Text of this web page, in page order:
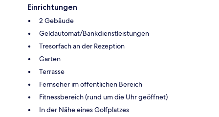
Einrichtungen
2 Gebäude
Geldautomat/Bankdienstleistungen
Tresorfach an der Rezeption
Garten
Terrasse
Fernseher im öffentlichen Bereich
Fitnessbereich (rund um die Uhr geöffnet)
In der Nähe eines Golfplatzes